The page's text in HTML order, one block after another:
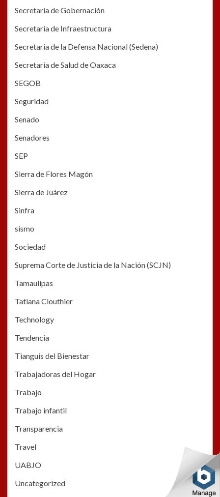
Secretaria de Gobernación
Secretaria de Infraestructura
Secretaria de la Defensa Nacional (Sedena)
Secretaria de Salud de Oaxaca
SEGOB
Seguridad
Senado
Senadores
SEP
Sierra de Flores Magón
Sierra de Juárez
Sinfra
sismo
Sociedad
Suprema Corte de Justicia de la Nación (SCJN)
Tamaulipas
Tatiana Clouthier
Technology
Tendencia
Tianguis del Bienestar
Trabajadoras del Hogar
Trabajo
Trabajo infantil
Transparencia
Travel
UABJO
Uncategorized